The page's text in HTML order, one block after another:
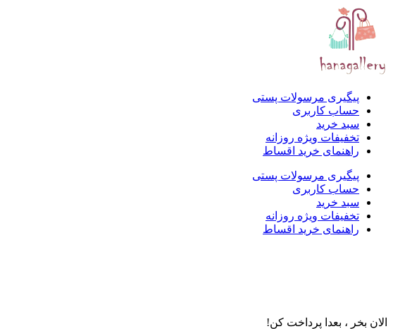
پیگیری مرسولات پستی
حساب کاربری
سبد خرید
تخفیفات ویژه روزانه
راهنمای خرید اقساط
پیگیری مرسولات پستی
حساب کاربری
سبد خرید
تخفیفات ویژه روزانه
راهنمای خرید اقساط
الان بخر ، بعدا پرداخت کن!